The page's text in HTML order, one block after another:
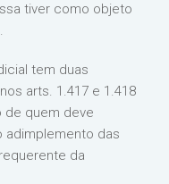
tiver como objeto
tem duas
arts. 1.417 e 1.418
de quem deve
adimplemento das
da